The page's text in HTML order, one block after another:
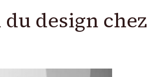
design